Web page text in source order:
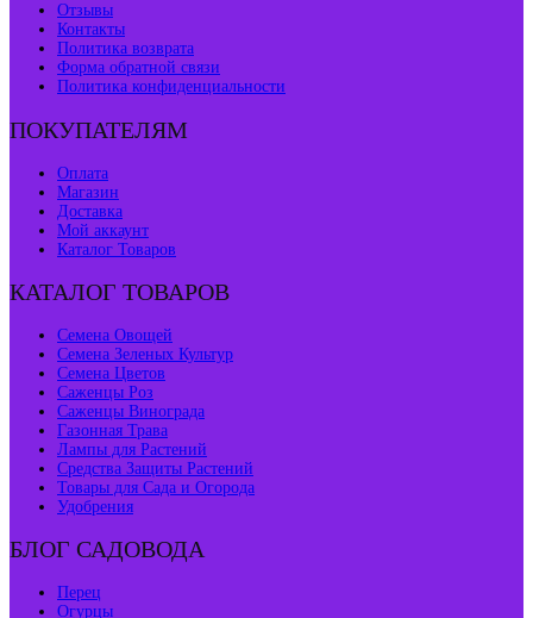
Отзывы
Контакты
Политика возврата
Форма обратной связи
Политика конфиденциальности
ПОКУПАТЕЛЯМ
Оплата
Магазин
Доставка
Мой аккаунт
Каталог Товаров
КАТАЛОГ ТОВАРОВ
Семена Овощей
Семена Зеленых Культур
Семена Цветов
Саженцы Роз
Саженцы Винограда
Газонная Трава
Лампы для Растений
Средства Защиты Растений
Товары для Сада и Огорода
Удобрения
БЛОГ САДОВОДА
Перец
Огурцы